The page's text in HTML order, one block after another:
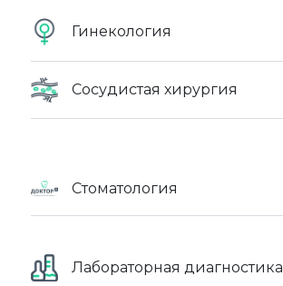
Гинекология
Сосудистая хирургия
Стоматология
Лабораторная диагностика